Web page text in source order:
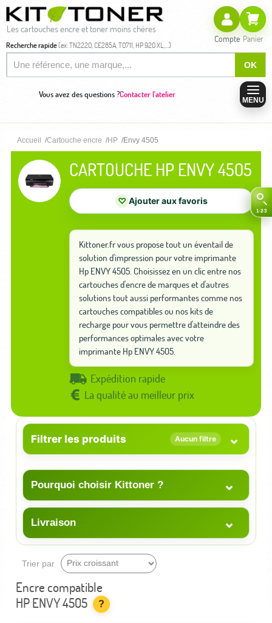
Les cartouches encre et toner moins chères
Recherche rapide(ex: TN2220, CE285A, T0711, HP 920 XL,...)
OK
Compte Panier
Vous avez des questions ?Contacter l'atelier
MENU
Accueil Cartouche encre HP Envy 4505
CARTOUCHE HP ENVY 4505
♡ Ajouter aux favoris
Kittoner.fr vous propose tout un éventail de
solution d'impression pour votre imprimante
Hp ENVY 4505. Choisissez en un clic entre nos
cartouches d'encre de marques et d'autres
solutions tout aussi performantes comme nos
cartouches compatibles ou nos kits de
recharge pour vous permettre d'atteindre des
performances optimales avec votre
imprimante Hp ENVY 4505.
Expédition rapide
La qualité au meilleur prix
Filtrer les produits Aucun filtre ⌄
Pourquoi choisir Kittoner ? ⌄
Livraison ⌄
Trier par
Encre compatible
HP ENVY 4505
?